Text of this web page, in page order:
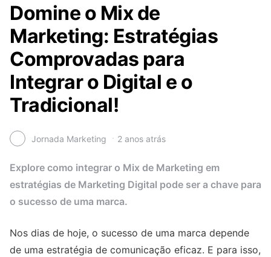
Domine o Mix de
Marketing: Estratégias
Comprovadas para
Integrar o Digital e o
Tradicional!
Jornada Marketing 2 anos atrás
Explore como integrar o Mix de Marketing em
estratégias de Marketing Digital pode ser a chave para
o sucesso de uma marca.
Nos dias de hoje, o sucesso de uma marca depende
de uma estratégia de comunicação eficaz. E para isso,